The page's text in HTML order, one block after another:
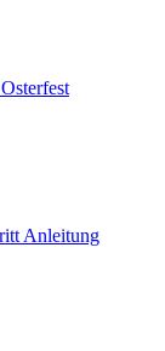
Anleitung